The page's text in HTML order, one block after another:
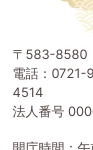
町
Taishi
Town
〒583-8580
電話：
4514
法人番号